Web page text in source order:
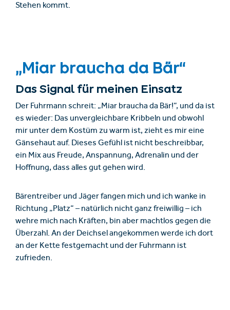
Stehen kommt.
„Miar braucha da Bär“
Das Signal für meinen Einsatz
Der Fuhrmann schreit: „Miar braucha da Bär!“, und da ist
es wieder: Das unvergleichbare Kribbeln und obwohl
mir unter dem Kostüm zu warm ist, zieht es mir eine
Gänsehaut auf. Dieses Gefühl ist nicht beschreibbar,
ein Mix aus Freude, Anspannung, Adrenalin und der
Hoffnung, dass alles gut gehen wird.
Bärentreiber und Jäger fangen mich und ich wanke in
Richtung „Platz“ – natürlich nicht ganz freiwillig – ich
wehre mich nach Kräften, bin aber machtlos gegen die
Überzahl. An der Deichsel angekommen werde ich dort
an der Kette festgemacht und der Fuhrmann ist
zufrieden.